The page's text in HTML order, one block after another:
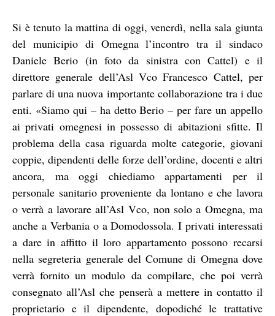
Si è tenuto la mattina di oggi, venerdì, nella sala giunta
del municipio di Omegna l’incontro tra il sindaco
Daniele Berio (in foto da sinistra con Cattel) e il
direttore generale dell’Asl Vco Francesco Cattel, per
parlare di una nuova importante collaborazione tra i due
enti. «Siamo qui – ha detto Berio – per fare un appello
ai privati omegnesi in possesso di abitazioni sfitte. Il
problema della casa riguarda molte categorie, giovani
coppie, dipendenti delle forze dell’ordine, docenti e altri
ancora, ma oggi chiediamo appartamenti per il
personale sanitario proveniente da lontano e che lavora
o verrà a lavorare all’Asl Vco, non solo a Omegna, ma
anche a Verbania o a Domodossola. I privati interessati
a dare in affitto il loro appartamento possono recarsi
nella segreteria generale del Comune di Omegna dove
verrà fornito un modulo da compilare, che poi verrà
consegnato all’Asl che penserà a mettere in contatto il
proprietario e il dipendente, dopodiché le trattative